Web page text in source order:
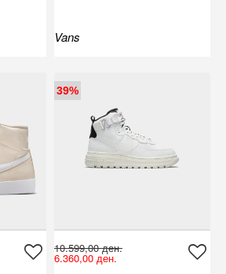
Vans
39%
10.599,00 ден.
6.360,00 ден.